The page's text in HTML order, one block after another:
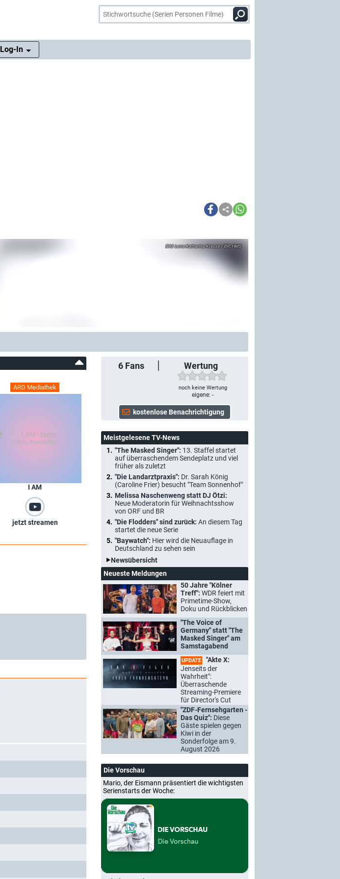
Log-In
Lena Katharina Krause / BR, HMS
6 Fans Wertung
noch keine Wertung
eigene: -
ARD Mediathek
I AM
jetzt streamen
Meistgelesene TV-News
"The Masked Singer": 13. Staffel startet
auf überraschendem Sendeplatz und viel
früher als zuletzt
"Die Landarztpraxis": Dr. Sarah König
(Caroline Frier) besucht "Team Sonnenhof"
Melissa Naschenweng statt DJ Ötzi:
Neue Moderatorin für Weihnachtsshow
von ORF und BR
"Die Flodders" sind zurück: An diesem Tag
startet die neue Serie
"Baywatch": Hier wird die Neuauflage in
Deutschland zu sehen sein
Newsübersicht
Neueste Meldungen
50 Jahre "Kölner
Treff": WDR feiert mit
Primetime-Show,
Doku und Rückblicken
"The Voice of
Germany" statt "The
Masked Singer" am
Samstagabend
UPDATE
"Akte X:
Jenseits der
Wahrheit":
Überraschende
Streaming-Premiere
für Director's Cut
"ZDF-Fernsehgarten -
Das Quiz": Diese
Gäste spielen gegen
Kiwi in der
Sonderfolge am 9.
August 2026
Die Vorschau
Mario, der Eismann präsentiert die wichtigsten
Serienstarts der Woche: